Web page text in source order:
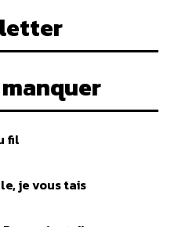
fil
je vous tais